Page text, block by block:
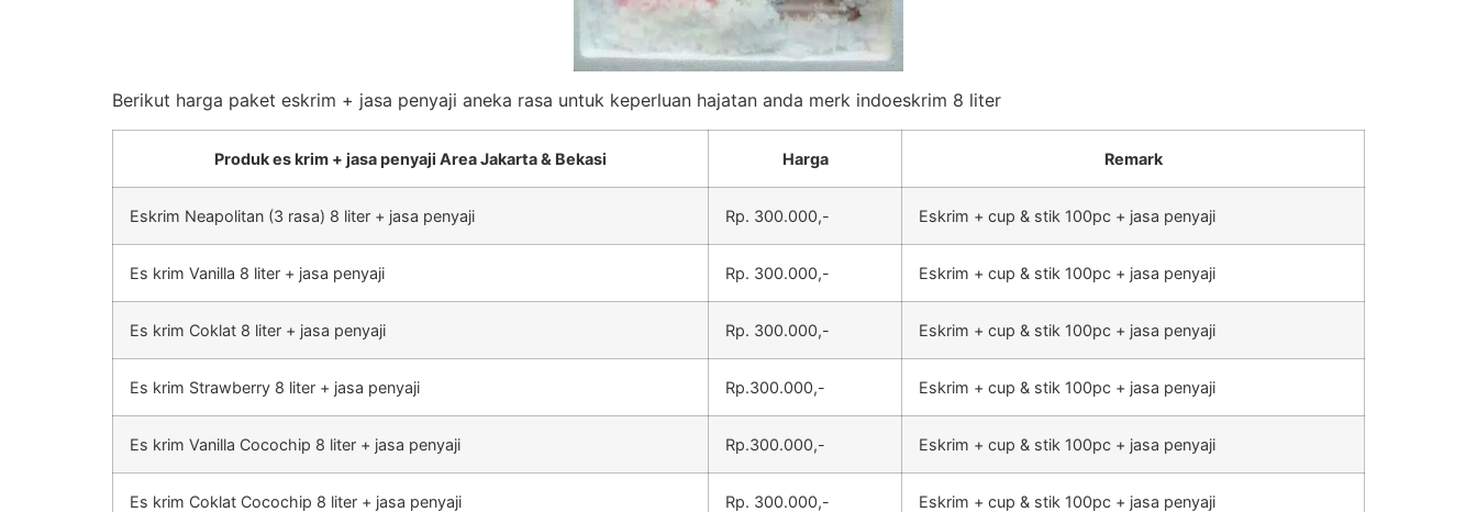
Berikut harga paket eskrim + jasa penyaji aneka rasa untuk keperluan hajatan anda merk indoeskrim 8 liter
Produk es krim + jasa penyaji Area Jakarta & Bekasi Harga Remark
Eskrim Neapolitan (3 rasa) 8 liter + jasa penyaji Rp. 300.000,- Eskrim + cup & stik 100pc + jasa penyaji
Es krim Vanilla 8 liter + jasa penyaji Rp. 300.000,- Eskrim + cup & stik 100pc + jasa penyaji
Es krim Coklat 8 liter + jasa penyaji Rp. 300.000,- Eskrim + cup & stik 100pc + jasa penyaji
Es krim Strawberry 8 liter + jasa penyaji Rp.300.000,- Eskrim + cup & stik 100pc + jasa penyaji
Es krim Vanilla Cocochip 8 liter + jasa penyaji Rp.300.000,- Eskrim + cup & stik 100pc + jasa penyaji
Es krim Coklat Cocochip 8 liter + jasa penyaji Rp. 300.000,- Eskrim + cup & stik 100pc + jasa penyaji